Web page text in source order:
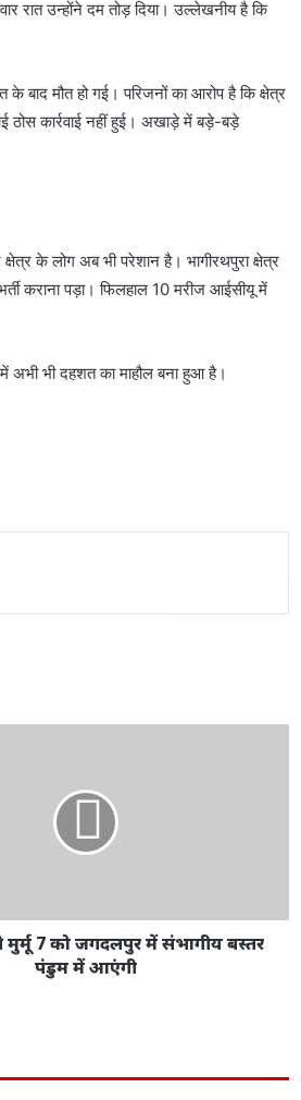
रात उन्होंने दम तोड़ दिया। उल्लेखनीय है कि
के बाद मौत हो गई। परिजनों का आरोप है कि क्षेत्र
ठोस कार्रवाई नहीं हुई। अखाड़े में बड़े-बड़े
के लोग अब भी परेशान है। भागीरथपुरा क्षेत्र
कराना पड़ा। फिलहाल 10 मरीज आईसीयू में
अभी भी दहशत का माहौल बना हुआ है।
मुर्मू 7 को जगदलपुर में संभागीय बस्तर
पंडुम में आएंगी